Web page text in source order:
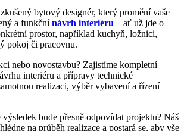
bytový designér, který promění vaše
a funkčnínávrh interiéru – ať už jde o
prostor, například kuchyň, ložnici,
pokoj či pracovnu.
nebo novostavbu? Zajistíme kompletní
interiéru a přípravy technické
realizaci, výběr vybavení a řízení
bude přesně odpovídat projektu? Náš
na průběh realizace a postará se, aby vše